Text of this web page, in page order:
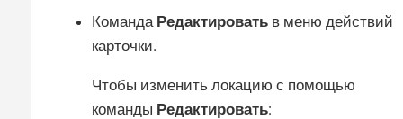
Команда Редактировать в меню действий
карточки.
Чтобы изменить локацию с помощью
команды Редактировать: